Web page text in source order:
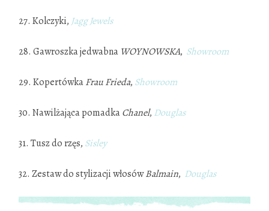
27. Kolczyki,Jagg Jewels
28. Gawroszka jedwabna WOYNOWSKA, Showroom
29. KopertówkaFrau Frieda, Showroom
30. Nawilżająca pomadkaChanel, Douglas
31. Tusz do rzęs, Sisley
32. Zestaw do stylizacji włosówBalmain, Douglas